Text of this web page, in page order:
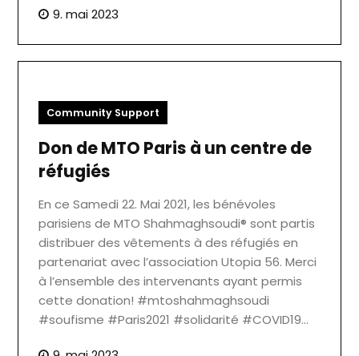
9. mai 2023
Community Support
Don de MTO Paris à un centre de
réfugiés
En ce Samedi 22. Mai 2021, les bénévoles
parisiens de MTO Shahmaghsoudi® sont partis
distribuer des vêtements à des réfugiés en
partenariat avec l’association Utopia 56. Merci
à l’ensemble des intervenants ayant permis
cette donation! #mtoshahmaghsoudi
#soufisme #Paris2021 #solidarité #COVID19…